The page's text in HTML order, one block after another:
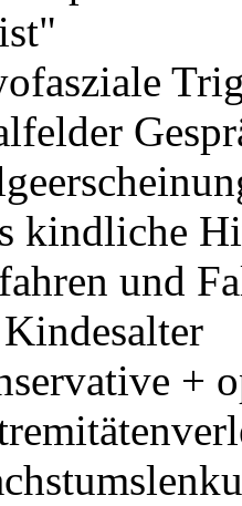
kindliche
und
+